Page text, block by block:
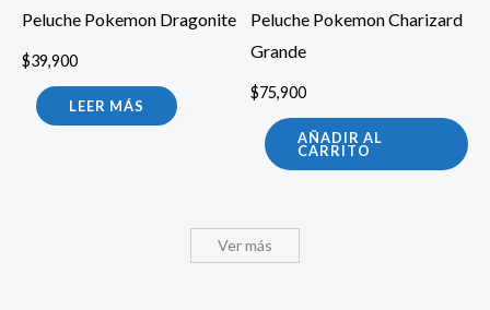
Peluche Pokemon Dragonite
$39,900
LEER MÁS
Peluche Pokemon Charizard
Grande
$75,900
AÑADIR AL
CARRITO
Ver más